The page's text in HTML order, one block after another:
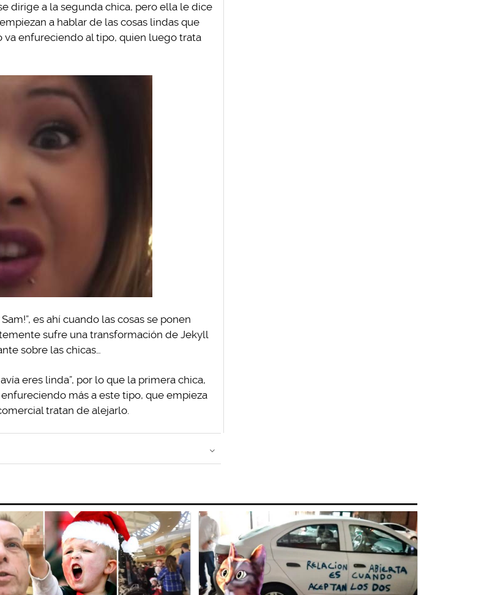
dirige a la segunda chica, pero ella le dice
a hablar de las cosas lindas que
va enfureciendo al tipo, quien luego trata
es ahí cuando las cosas se ponen
sufre una transformación de Jekyll
sobre las chicas…
eres linda”, por lo que la primera chica,
más a este tipo, que empieza
tratan de alejarlo.